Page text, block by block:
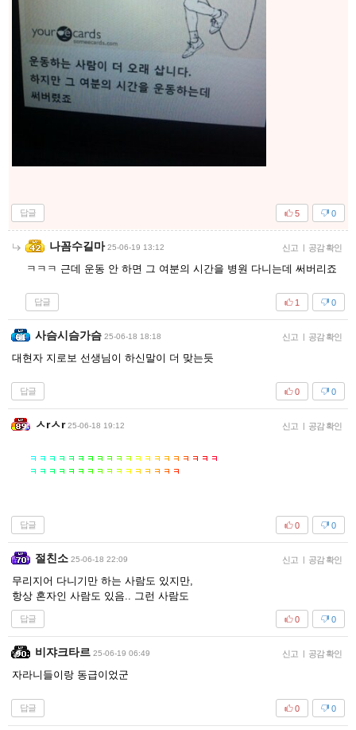
답글 0
5
나꼼수길마 25-06-19 13:12 신고 | 공감 확인
ㅋㅋㅋ 근데 운동 안 하면 그 여분의 시간을 병원 다니는데 써버리죠
답글 0
1
사슴시슴가슴 25-06-18 18:18 신고 | 공감 확인
대현자 지로보 선생님이 하신말이 더 맞는듯
답글 0
0
ㅅrㅅr 25-06-18 19:12 신고 | 공감 확인
답글 0
0
절친소 25-06-18 22:09 신고 | 공감 확인
무리지어 다니기만 하는 사람도 있지만,
항상 혼자인 사람도 있음.. 그런 사람도
답글 0
0
비쟈크타르 25-06-19 06:49 신고 | 공감 확인
자라니들이랑 동급이었군
답글 0
0